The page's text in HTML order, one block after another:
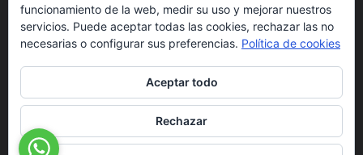
Nosotros
Sedes
Get Started
Blog
Downloads
Hikvision App
funcionamiento de la web, medir su uso y mejorar nuestros
servicios. Puede aceptar todas las cookies, rechazar las no
necesarias o configurar sus preferencias. Política de cookies
Aceptar todo
Rechazar